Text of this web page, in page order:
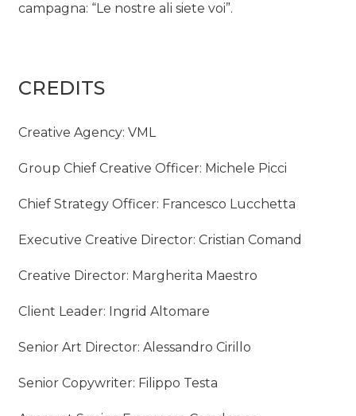
campagna: “Le nostre ali siete voi”.
CREDITS
Creative Agency: VML
Group Chief Creative Officer: Michele Picci
Chief Strategy Officer: Francesco Lucchetta
Executive Creative Director: Cristian Comand
Creative Director: Margherita Maestro
Client Leader: Ingrid Altomare
Senior Art Director: Alessandro Cirillo
Senior Copywriter: Filippo Testa